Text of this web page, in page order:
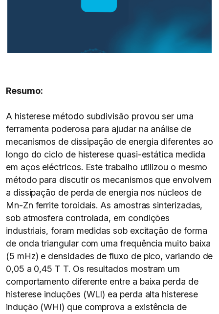
Resumo:
A histerese método subdivisão provou ser uma
ferramenta poderosa para ajudar na análise de
mecanismos de dissipação de energia diferentes ao
longo do ciclo de histerese quasi-estática medida
em aços eléctricos. Este trabalho utilizou o mesmo
método para discutir os mecanismos que envolvem
a dissipação de perda de energia nos núcleos de
Mn-Zn ferrite toroidais. As amostras sinterizadas,
sob atmosfera controlada, em condições
industriais, foram medidas sob excitação de forma
de onda triangular com uma frequência muito baixa
(5 mHz) e densidades de fluxo de pico, variando de
0,05 a 0,45 T T. Os resultados mostram um
comportamento diferente entre a baixa perda de
histerese induções (WLI) ea perda alta histerese
indução (WHI) que comprova a existência de